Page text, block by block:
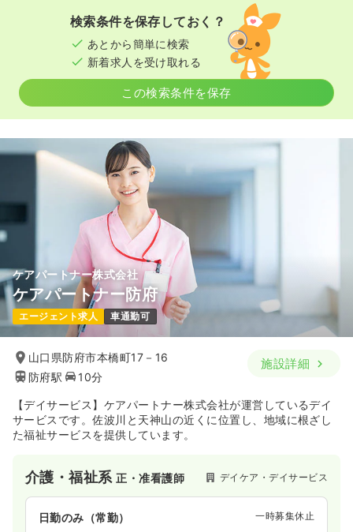
検索条件を保存しておく？
あとから簡単に検索
新着求人を受け取れる
この検索条件を保存
ケアパートナー株式会社
ケアパートナー防府
エージェント求人 車通勤可
山口県防府市本橋町17－16
防府駅
10分
施設詳細
【デイサービス】ケアパートナー株式会社が運営しているデイ
サービスです。佐波川と天神山の近くに位置し、地域に根ざし
た福祉サービスを提供しています。
介護・福祉系正・准看護師 デイケア・デイサービス
日勤のみ（常勤） 一時募集休止